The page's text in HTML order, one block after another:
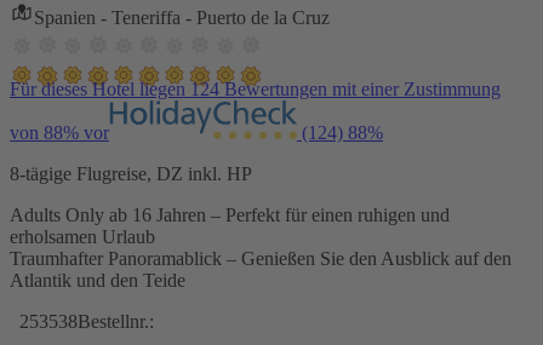
Spanien - Teneriffa - Puerto de la Cruz
Für dieses Hotel liegen 124 Bewertungen mit einer Zustimmung
von 88% vor (124) 88%
8-tägige Flugreise, DZ inkl. HP
Adults Only ab 16 Jahren – Perfekt für einen ruhigen und
erholsamen Urlaub
Traumhafter Panoramablick – Genießen Sie den Ausblick auf den
Atlantik und den Teide
253538Bestellnr.: